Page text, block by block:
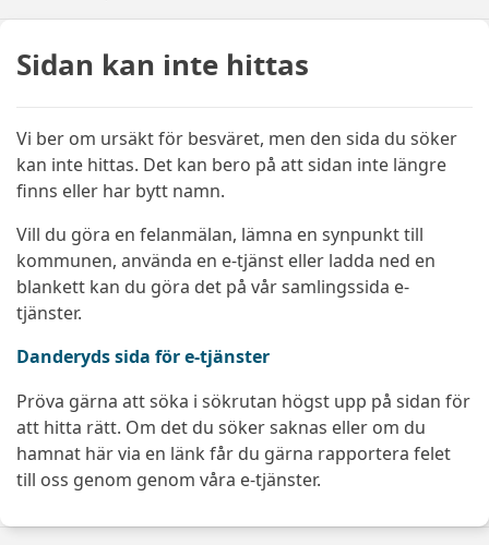
Sidan kan inte hittas
Vi ber om ursäkt för besväret, men den sida du söker
kan inte hittas. Det kan bero på att sidan inte längre
finns eller har bytt namn.
Vill du göra en felanmälan, lämna en synpunkt till
kommunen, använda en e-tjänst eller ladda ned en
blankett kan du göra det på vår samlingssida e-
tjänster.
Danderyds sida för e-tjänster
Pröva gärna att söka i sökrutan högst upp på sidan för
att hitta rätt. Om det du söker saknas eller om du
hamnat här via en länk får du gärna rapportera felet
till oss genom genom våra e-tjänster.